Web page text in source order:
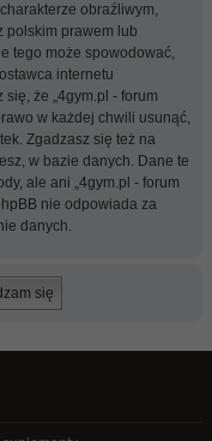
obraźliwym,
polskim prawem lub
tego może spowodować,
internetu
że „4gym.pl - forum
w każdej chwili usunąć,
Zgadzasz się też na
w bazie danych. Dane te
ale ani „4gym.pl - forum
nie odpowiada za
danych.